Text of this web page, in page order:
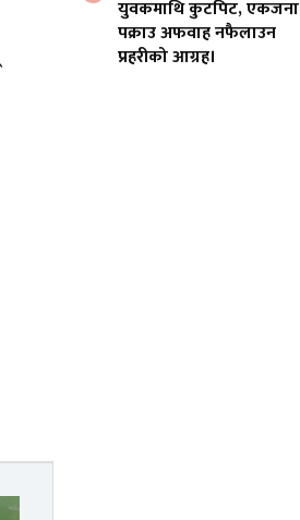
युवकमाथि कुटपिट, एकजना
पक्राउ अफवाह नफैलाउन
प्रहरीको आग्रह।